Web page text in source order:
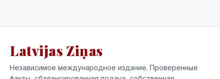
Latvijas Ziņas
Независимое международное издание. Проверенные